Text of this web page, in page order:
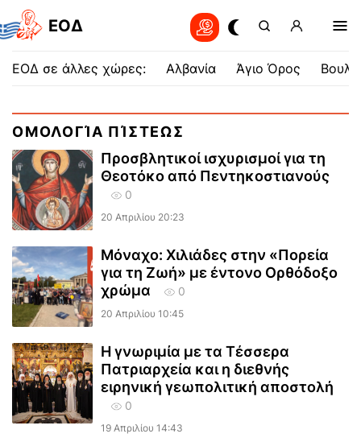
EOΔ
ΕΟΔ σε άλλες χώρες: Αλβανία Άγιο Όρος
ΟΜΟΛΟΓΊΑ ΠΊΣΤΕΩΣ
Προσβλητικοί ισχυρισμοί για τη
Θεοτόκο από Πεντηκοστιανούς
0
20 Απριλίου 20:23
Μόναχο: Χιλιάδες στην «Πορεία
για τη Ζωή» με έντονο Ορθόδοξο
χρώμα
0
20 Απριλίου 10:45
Η γνωριμία με τα Τέσσερα
Πατριαρχεία και η διεθνής
ειρηνική γεωπολιτική αποστολή
0
19 Απριλίου 14:43